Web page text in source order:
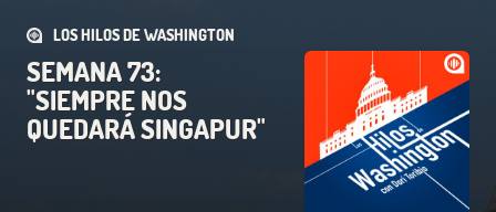
LOS HILOS DE WASHINGTON
SEMANA 73:
"SIEMPRE NOS
QUEDARÁ SINGAPUR"